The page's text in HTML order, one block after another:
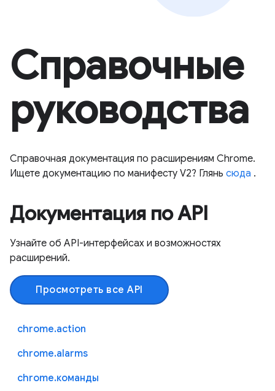
Справочные
руководства
Справочная документация по расширениям Chrome.
Ищете документацию по манифесту V2? Глянь сюда .
Документация по API
Узнайте об API-интерфейсах и возможностях
расширений.
Просмотреть все API
chrome.action
chrome.alarms
chrome.команды